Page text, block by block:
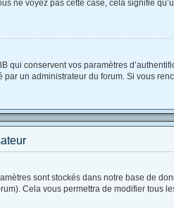
ne voyez pas cette case, cela signifie
qui conservent vos paramètres
un administrateur du forum. Si vous
sont stockés dans notre base de
Cela vous permettra de modifier tous